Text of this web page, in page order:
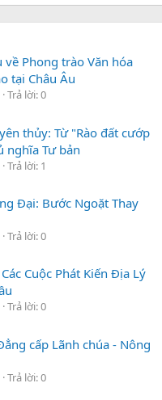
Phong trào Văn hóa
tại Châu Âu
Trả lời: 0
thủy: Từ "Rào đất cướp
nghĩa Tư bản
Trả lời: 1
Đại: Bước Ngoặt Thay
Trả lời: 0
Cuộc Phát Kiến Địa Lý
Trả lời: 0
cấp Lãnh chúa - Nông
Trả lời: 0